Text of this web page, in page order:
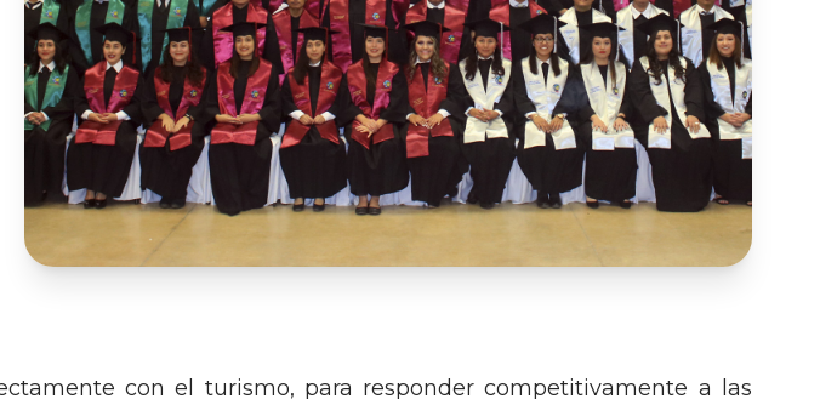
con el turismo, para responder competitivamente a las